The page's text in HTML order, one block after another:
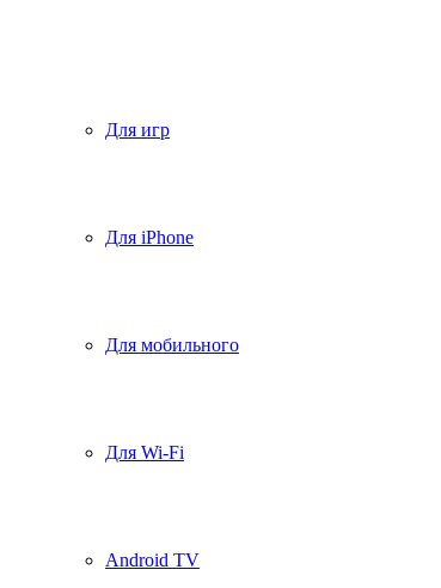
Для игр
Для iPhone
Для мобильного
Для Wi-Fi
Android TV